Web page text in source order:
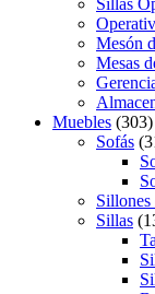
Mesón
Mesas
Muebles (303)
Sofás
Sillas